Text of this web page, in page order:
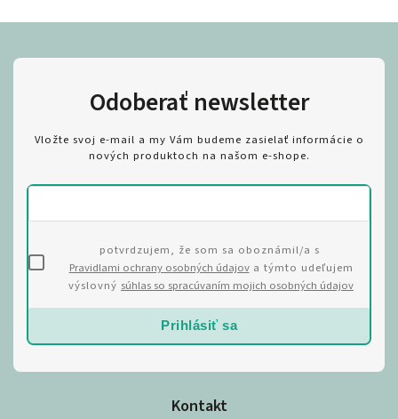
Kontakt
Odoberať newsletter
Vložte svoj e-mail a my Vám budeme zasielať informácie o
nových produktoch na našom e-shope.
potvrdzujem, že som sa oboznámil/a s
Pravidlami ochrany osobných údajova týmto udeľujem
výslovný súhlas so spracúvaním mojich osobných údajov
Prihlásiť sa